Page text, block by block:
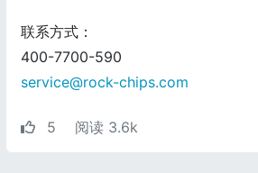
联系方式：
400-7700-590
service@rock-chips.com
5 阅读 3.6k